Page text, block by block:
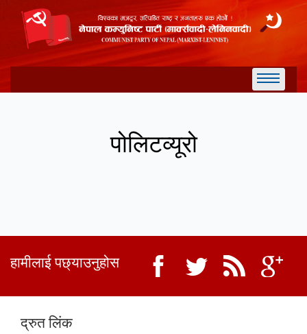
पोलिटव्यूरो
हामीलाई पछ्याउनुहोस
द्रुत लिंक